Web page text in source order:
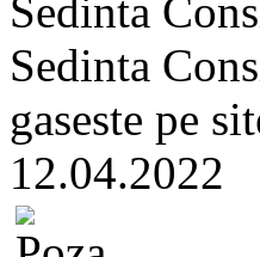
Sedinta
Sedinta
gaseste pe